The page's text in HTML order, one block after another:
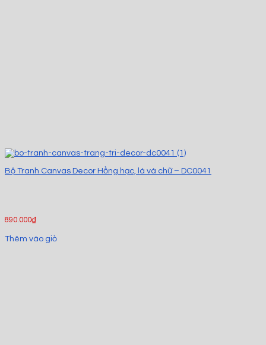
Bộ Tranh Canvas Decor Hồng hạc, lá và chữ – DC0041
890.000₫
Thêm vào giỏ